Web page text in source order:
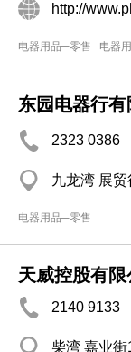
http://
电器用品─零售 电器
东园电器行有
2323 0386
九龙湾 展贸
电器用品─零售
天威控股有限
2140 9133
柴湾 嘉业